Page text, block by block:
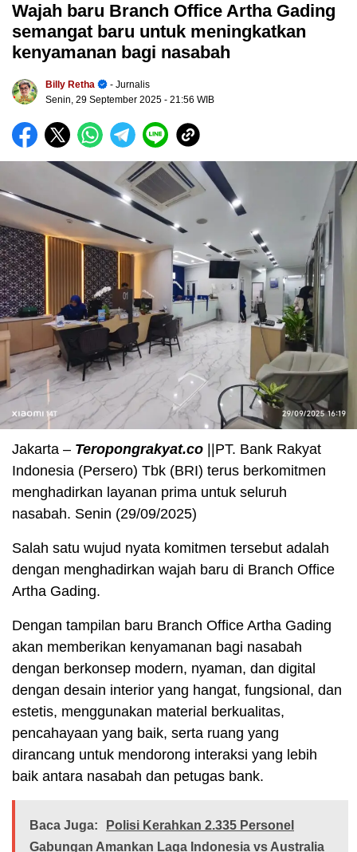
Wajah baru Branch Office Artha Gading
semangat baru untuk meningkatkan
kenyamanan bagi nasabah
Billy Retha
- Jurnalis
Senin, 29 September 2025 - 21:56 WIB
Jakarta – Teropongrakyat.co ||PT. Bank Rakyat
Indonesia (Persero) Tbk (BRI) terus berkomitmen
menghadirkan layanan prima untuk seluruh
nasabah. Senin (29/09/2025)
Salah satu wujud nyata komitmen tersebut adalah
dengan menghadirkan wajah baru di Branch Office
Artha Gading.
Dengan tampilan baru Branch Office Artha Gading
akan memberikan kenyamanan bagi nasabah
dengan berkonsep modern, nyaman, dan digital
dengan desain interior yang hangat, fungsional, dan
estetis, menggunakan material berkualitas,
pencahayaan yang baik, serta ruang yang
dirancang untuk mendorong interaksi yang lebih
baik antara nasabah dan petugas bank.
Baca Juga:
Polisi Kerahkan 2.335 Personel
Gabungan Amankan Laga Indonesia vs Australia